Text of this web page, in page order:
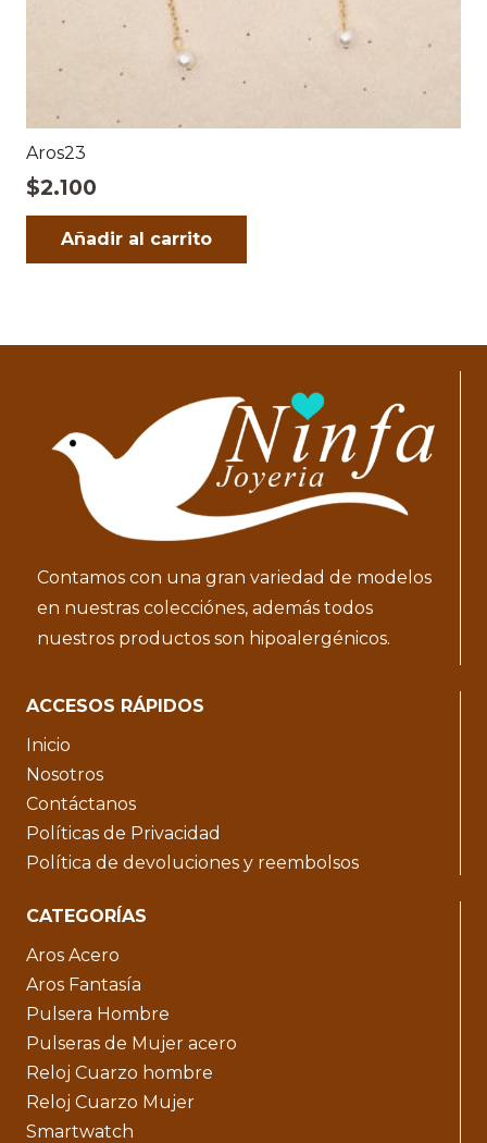
Aros23
$2.100
Añadir al carrito
Contamos con una gran variedad de modelos
en nuestras colecciónes, además todos
nuestros productos son hipoalergénicos.
ACCESOS RÁPIDOS
Inicio
Nosotros
Contáctanos
Políticas de Privacidad
Política de devoluciones y reembolsos
CATEGORÍAS
Aros Acero
Aros Fantasía
Pulsera Hombre
Pulseras de Mujer acero
Reloj Cuarzo hombre
Reloj Cuarzo Mujer
Smartwatch